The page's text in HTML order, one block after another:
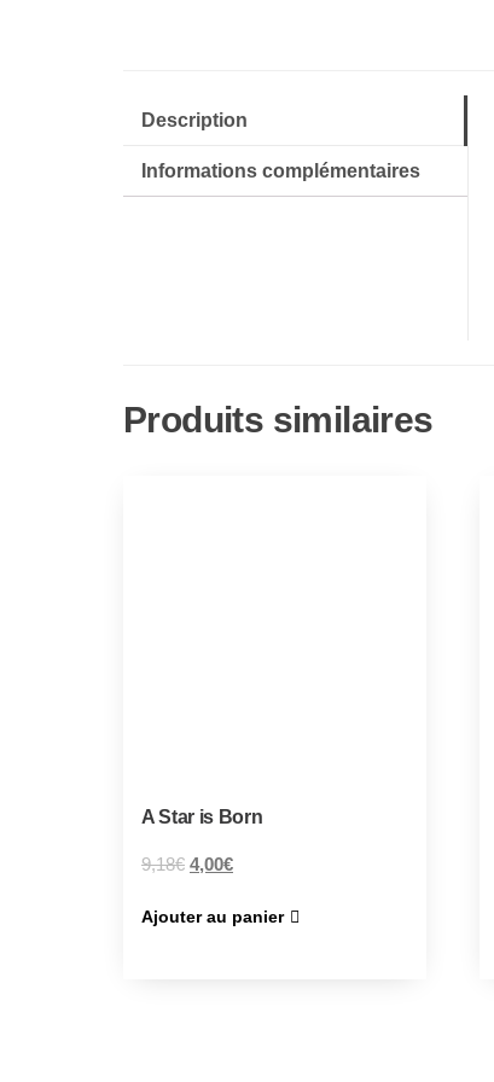
Description
Informations complémentaires
Produits similaires
A Star is Born
9,18€ 4,00€
Ajouter au panier